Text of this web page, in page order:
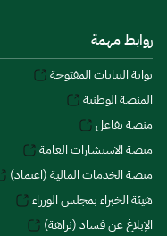
روابط مهمة
بوابة البيانات المفتوحة
المنصة الوطنية
منصة تفاعل
منصة الاستشارات العامة
منصة الخدمات المالية (اعتماد)
هيئة الخبراء بمجلس الوزراء
الإبلاغ عن فساد (نزاهة)